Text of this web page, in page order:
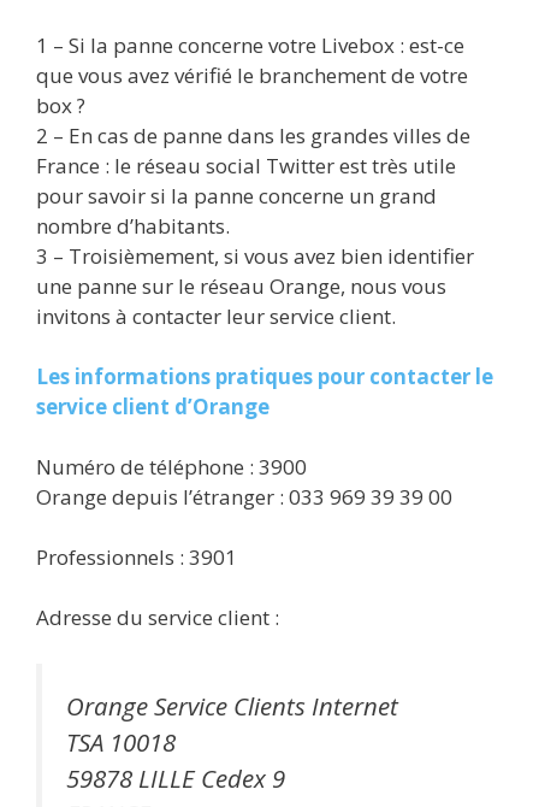
1 – Si la panne concerne votre Livebox : est-ce
que vous avez vérifié le branchement de votre
box ?
2 – En cas de panne dans les grandes villes de
France : le réseau social Twitter est très utile
pour savoir si la panne concerne un grand
nombre d’habitants.
3 – Troisièmement, si vous avez bien identifier
une panne sur le réseau Orange, nous vous
invitons à contacter leur service client.
Les informations pratiques pour contacter le
service client d’Orange
Numéro de téléphone : 3900
Orange depuis l’étranger : 033 969 39 39 00
Professionnels : 3901
Adresse du service client :
Orange Service Clients Internet
TSA 10018
59878 LILLE Cedex 9